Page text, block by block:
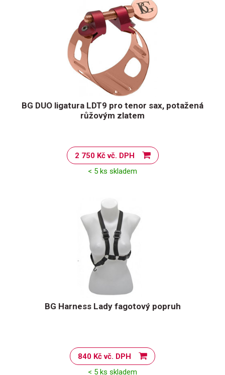
BG DUO ligatura LDT9 pro tenor sax, potažená
růžovým zlatem
2 750 Kč vč. DPH
< 5 ks skladem
BG Harness Lady fagotový popruh
840 Kč vč. DPH
< 5 ks skladem